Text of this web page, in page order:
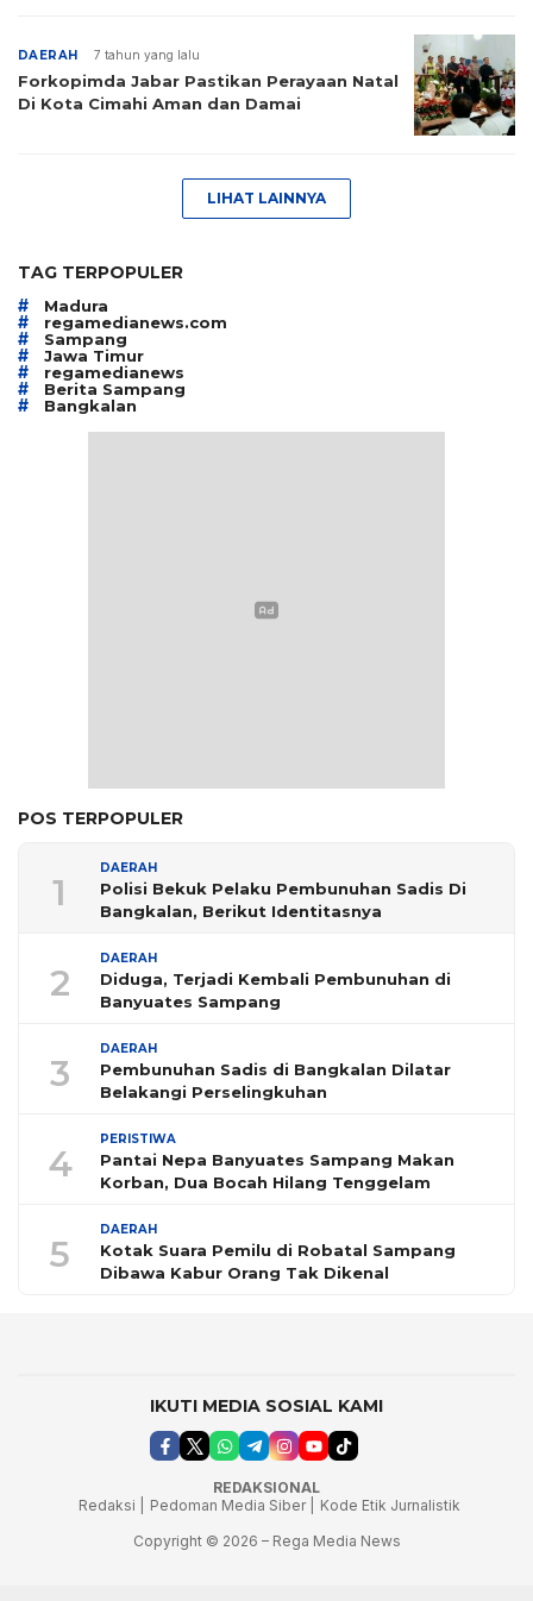
DAERAH 7 tahun yang lalu
Forkopimda Jabar Pastikan Perayaan Natal
Di Kota Cimahi Aman dan Damai
LIHAT LAINNYA
TAG TERPOPULER
# Madura
# regamedianews.com
# Sampang
# Jawa Timur
# regamedianews
# Berita Sampang
# Bangkalan
POS TERPOPULER
1
DAERAH
Polisi Bekuk Pelaku Pembunuhan Sadis Di
Bangkalan, Berikut Identitasnya
2
DAERAH
Diduga, Terjadi Kembali Pembunuhan di
Banyuates Sampang
3
DAERAH
Pembunuhan Sadis di Bangkalan Dilatar
Belakangi Perselingkuhan
4
PERISTIWA
Pantai Nepa Banyuates Sampang Makan
Korban, Dua Bocah Hilang Tenggelam
5
DAERAH
Kotak Suara Pemilu di Robatal Sampang
Dibawa Kabur Orang Tak Dikenal
IKUTI MEDIA SOSIAL KAMI
REDAKSIONAL
Redaksi |
Pedoman Media Siber |
Kode Etik Jurnalistik
Copyright © 2026 – Rega Media News